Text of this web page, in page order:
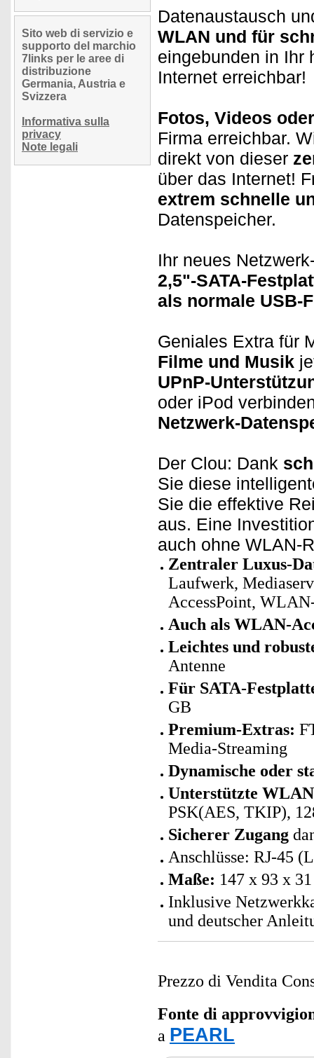
Sito web di servizio e
supporto del marchio
7links per le aree di
distribuzione
Germania, Austria e
Svizzera
Informativa sulla
privacy
Note legali
Datenaustausch
WLAN und für
eingebunden in Ihr
Internet erreichbar!
Fotos, Videos
Firma erreichbar.
direkt von dieser
über das Internet!
extrem schnelle
Datenspeicher.
Ihr neues
2,5"-SATA-
als normale USB-
Geniales Extra für
Filme und Musik
UPnP-
oder iPod
Netzwerk-
Der Clou: Dank
Sie diese
Sie die effektive
aus. Eine
auch ohne WLAN-
Zentraler Luxus-
Laufwerk,
AccessPoint,
Auch als WLAN-
Leichtes und
Antenne
Für SATA-
GB
Premium-Extras:
Media-Streaming
Dynamische oder
Unterstützte
PSK(AES, TKIP),
Sicherer Zugang
Anschlüsse: RJ-45
Maße: 147 x 93 x
Inklusive
und deutscher
Prezzo di Vendita
Fonte di
a PEARL